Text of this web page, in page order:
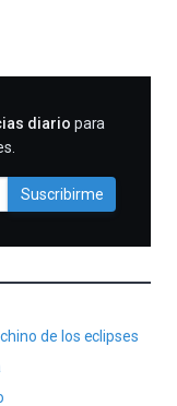
diario para
Suscribirme
de los eclipses